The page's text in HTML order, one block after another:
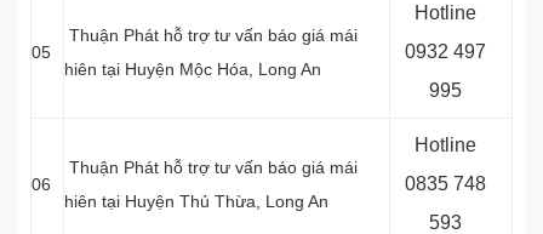
05
Thuận Phát hỗ trợ tư vấn báo giá mái
hiên tại Huyện Mộc Hóa , Long An
Hotline
0932 497
995
06
Thuận Phát hỗ trợ tư vấn báo giá mái
hiên tại Huyện Thủ Thừa , Long An
Hotline
0835 748
593